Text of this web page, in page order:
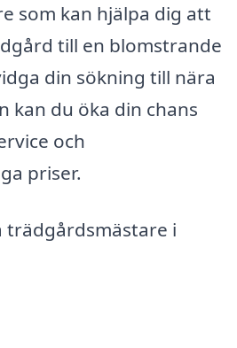
som kan hjälpa dig att
till en blomstrande
din sökning till nära
kan du öka din chans
och
priser.
trädgårdsmästare i